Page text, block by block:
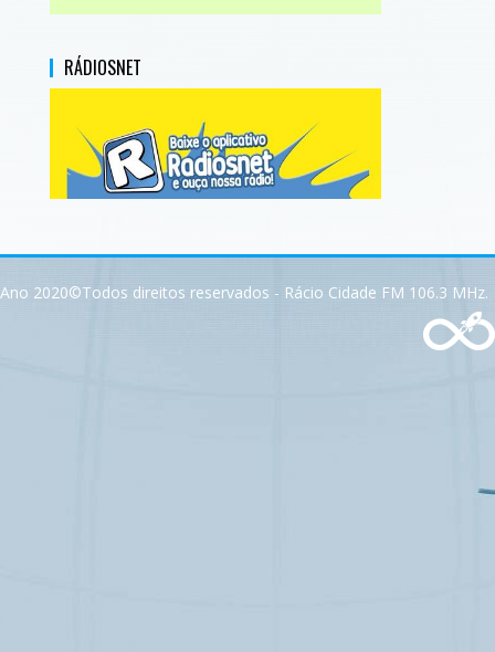
RÁDIOSNET
Ano 2020©Todos direitos reservados - Rácio Cidade FM 106.3 MHz.